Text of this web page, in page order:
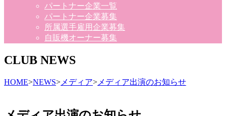
パートナー企業一覧
パートナー企業募集
所属選手雇用企業募集
自販機オーナー募集
CLUB NEWS
HOME>NEWS> メディア> メディア出演のお知らせ